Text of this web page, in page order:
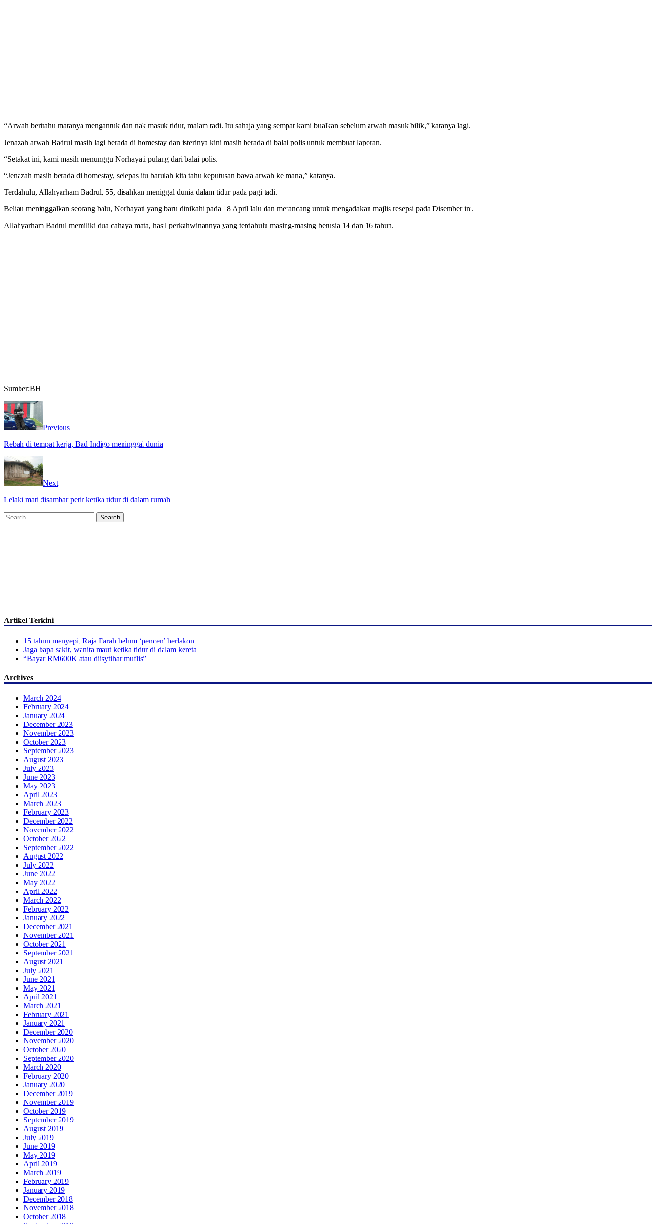
“Arwah beritahu matanya mengantuk dan nak masuk tidur, malam tadi. Itu sahaja yang sempat kami bualkan sebelum arwah masuk bilik,” katanya lagi.
Jenazah arwah Badrul masih lagi berada di homestay dan isterinya kini masih berada di balai polis untuk membuat laporan.
“Setakat ini, kami masih menunggu Norhayati pulang dari balai polis.
“Jenazah masih berada di homestay, selepas itu barulah kita tahu keputusan bawa arwah ke mana,” katanya.
Terdahulu, Allahyarham Badrul, 55, disahkan meniggal dunia dalam tidur pada pagi tadi.
Beliau meninggalkan seorang balu, Norhayati yang baru dinikahi pada 18 April lalu dan merancang untuk mengadakan majlis resepsi pada Disember ini.
Allahyarham Badrul memiliki dua cahaya mata, hasil perkahwinannya yang terdahulu masing-masing berusia 14 dan 16 tahun.
Sumber:BH
Previous
Rebah di tempat kerja, Bad Indigo meninggal dunia
Next
Lelaki mati disambar petir ketika tidur di dalam rumah
Search
for:
Artikel Terkini
15 tahun menyepi, Raja Farah belum ‘pencen’ berlakon
Jaga bapa sakit, wanita maut ketika tidur di dalam kereta
“Bayar RM600K atau diisytihar muflis”
Archives
March 2024
February 2024
January 2024
December 2023
November 2023
October 2023
September 2023
August 2023
July 2023
June 2023
May 2023
April 2023
March 2023
February 2023
December 2022
November 2022
October 2022
September 2022
August 2022
July 2022
June 2022
May 2022
April 2022
March 2022
February 2022
January 2022
December 2021
November 2021
October 2021
September 2021
August 2021
July 2021
June 2021
May 2021
April 2021
March 2021
February 2021
January 2021
December 2020
November 2020
October 2020
September 2020
March 2020
February 2020
January 2020
December 2019
November 2019
October 2019
September 2019
August 2019
July 2019
June 2019
May 2019
April 2019
March 2019
February 2019
January 2019
December 2018
November 2018
October 2018